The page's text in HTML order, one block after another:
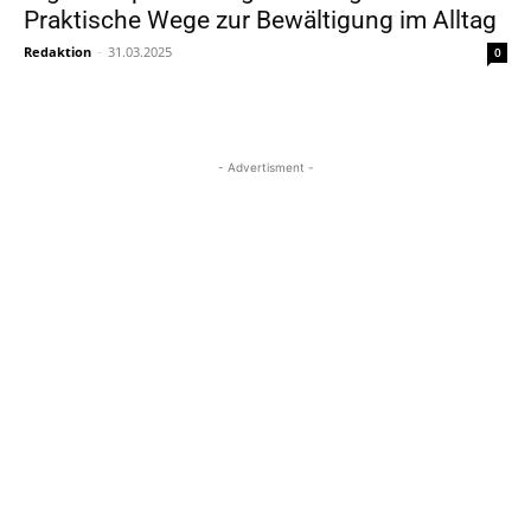
Praktische Wege zur Bewältigung im Alltag
Redaktion - 31.03.2025 0
- Advertisment -